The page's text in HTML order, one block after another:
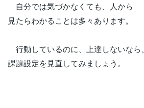
自分では気づかなくても、人から
見たらわかることは多々あります。
行動しているのに、上達しないなら、
課題設定を見直してみましょう。